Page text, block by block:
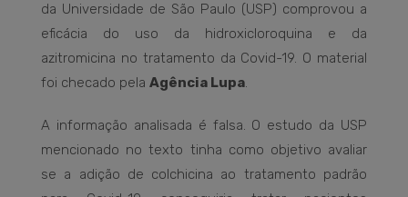
da Universidade de São Paulo (USP) comprovou a
eficácia do uso da hidroxicloroquina e da
azitromicina no tratamento da Covid-19. O material
foi checado pela Agência Lupa.
A informação analisada é falsa. O estudo da USP
mencionado no texto tinha como objetivo avaliar
se a adição de colchicina ao tratamento padrão